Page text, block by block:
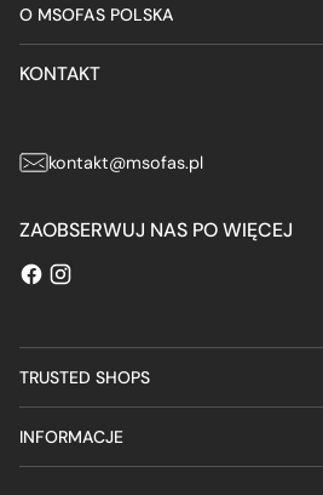
O MSOFAS POLSKA
KONTAKT
kontakt@msofas.pl
ZAOBSERWUJ NAS PO WIĘCEJ
TRUSTED SHOPS
INFORMACJE